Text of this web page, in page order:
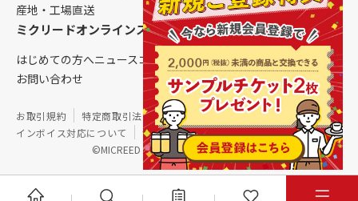
産地・工場直送
ミクリードオンラインストアについて
はじめての方へニュースコラムご利用ガイド会社概要
お問い合わせ
©MICREED CO.,LTD. All Rights Reserved.
お取引規約 特定商取引法に基づく表記
個人情報保護方針
インボイス対応について
サイトマップ